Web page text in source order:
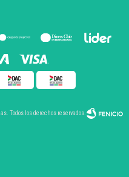
Todos los derechos reservados.